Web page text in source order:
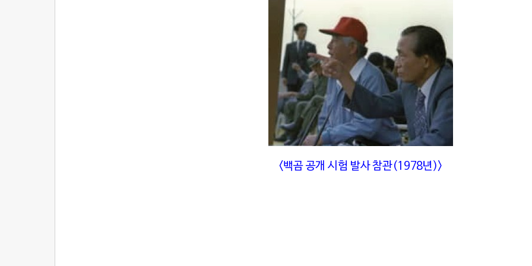
<백곰 공개 시험 발사 참관(1978년)>